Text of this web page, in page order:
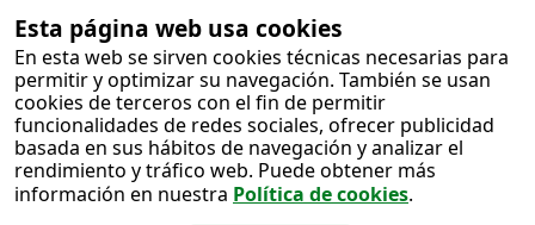
Esta página web usa cookies
En esta web se sirven cookies técnicas necesarias para
permitir y optimizar su navegación. También se usan
cookies de terceros con el fin de permitir
funcionalidades de redes sociales, ofrecer publicidad
basada en sus hábitos de navegación y analizar el
rendimiento y tráfico web. Puede obtener más
información en nuestra Política de cookies.